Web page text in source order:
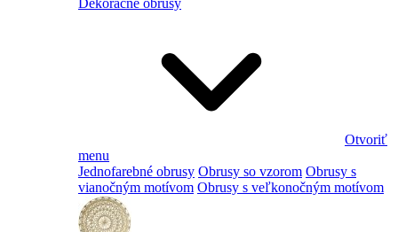
Dekoračné obrusy
Otvoriť
menu
Jednofarebné obrusy Obrusy so vzorom Obrusy s
vianočným motívom Obrusy s veľkonočným motívom